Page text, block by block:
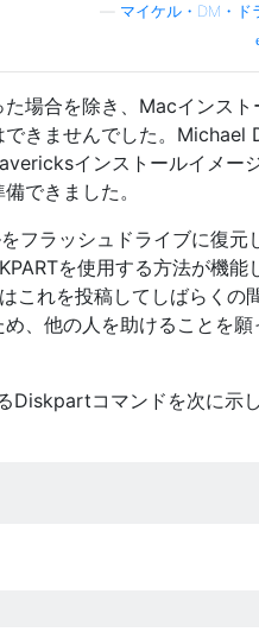
マイケル・DM・ド
場合を除き、Macインスト
きませんでした。Michael
インストールイメー
できました。
フラッシュドライブに復元
を使用する方法が機能
これを投稿してしばらくの
、他の人を助けることを願
Diskpartコマンドを次に示